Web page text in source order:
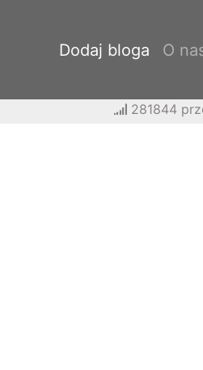
Dodaj bloga O
281844